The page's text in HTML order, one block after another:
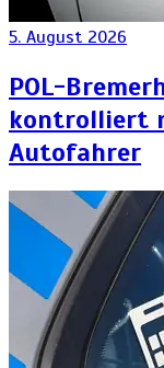
5. August 2026
POL-
kontrolliert
Autofahrer